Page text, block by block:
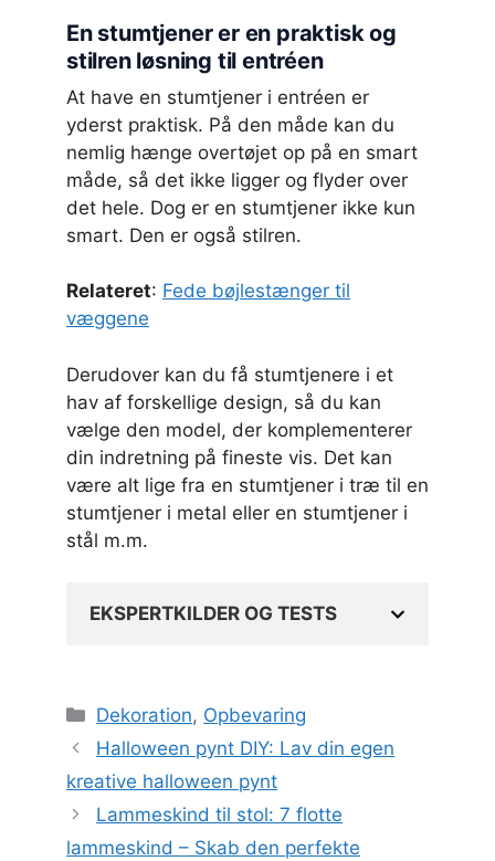
En stumtjener er en praktisk og
stilren løsning til entréen
At have en stumtjener i entréen er
yderst praktisk. På den måde kan du
nemlig hænge overtøjet op på en smart
måde, så det ikke ligger og flyder over
det hele. Dog er en stumtjener ikke kun
smart. Den er også stilren.
Relateret: Fede bøjlestænger til
væggene
Derudover kan du få stumtjenere i et
hav af forskellige design, så du kan
vælge den model, der komplementerer
din indretning på fineste vis. Det kan
være alt lige fra en stumtjener i træ til en
stumtjener i metal eller en stumtjener i
stål m.m.
EKSPERTKILDER OG TESTS
Kategorier
Dekoration, Opbevaring
Halloween pynt DIY: Lav din egen
kreative halloween pynt
Lammeskind til stol: 7 flotte
lammeskind – Skab den perfekte